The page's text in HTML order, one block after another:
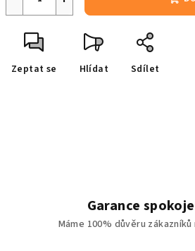
Zeptat se Hlídat Sdílet
Garance
Máme 100% důvěru zákazníků